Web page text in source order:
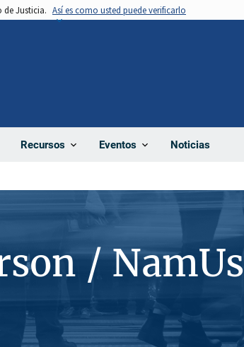
de Justicia. Así es como usted puede verificarlo
Recursos Eventos Noticias
/ NamUs